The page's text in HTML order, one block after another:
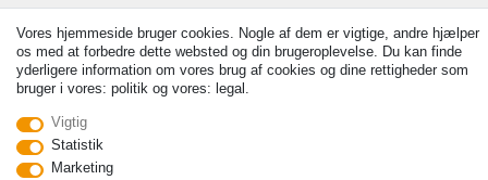
© Copyright 2026 | Alle rettigheder forbeholdes. - Prices incl. VAT. 19%
VAT Basic prices see article detail | * Applies to deliveries to the UK!
Vores hjemmeside bruger cookies. Nogle af dem er vigtige, andre hjælper
os med at forbedre dette websted og din brugeroplevelse. Du kan finde
yderligere information om vores brug af cookies og dine rettigheder som
bruger i vores: politik og vores: legal.
Vigtig
Statistik
Marketing